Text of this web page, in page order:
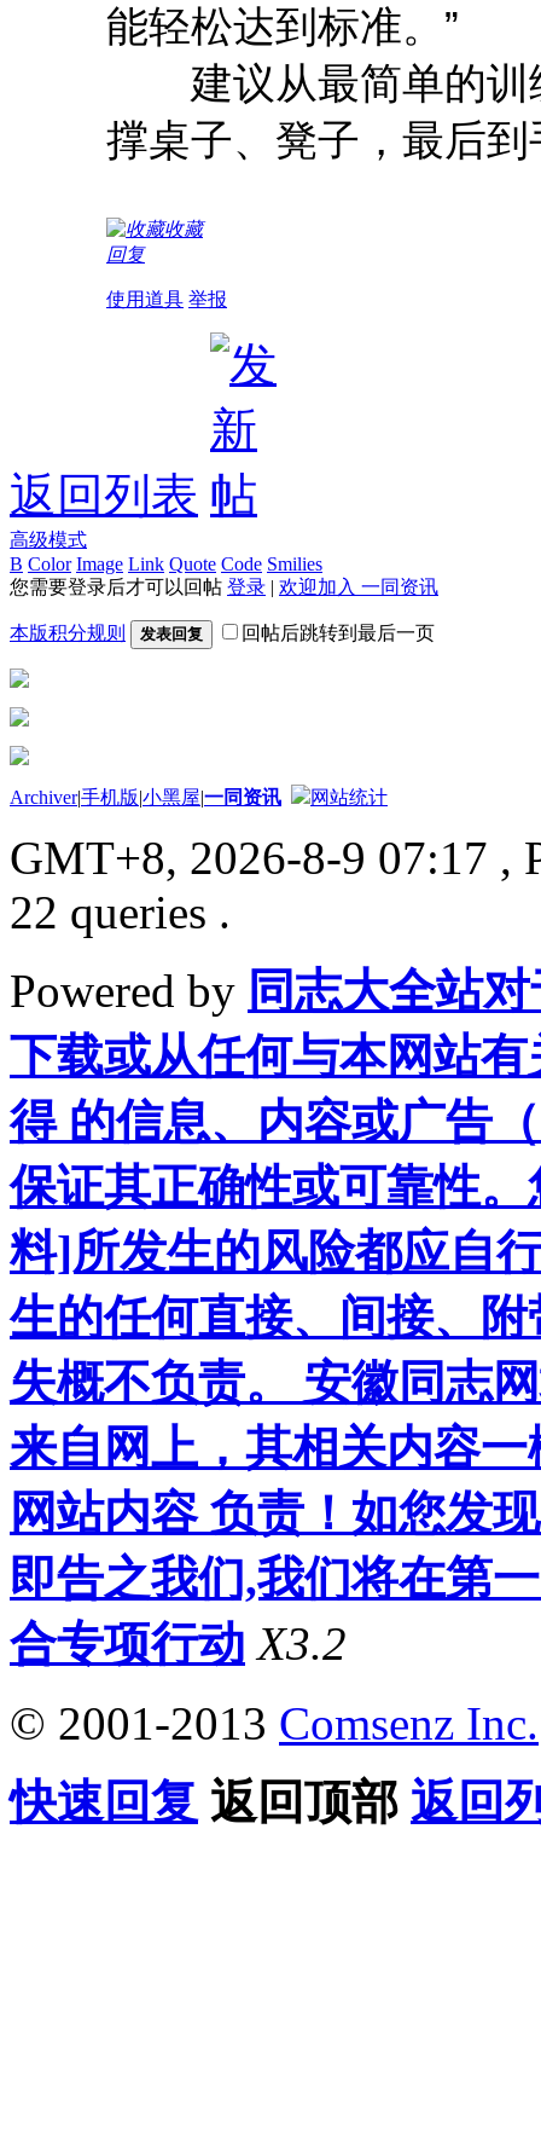
能轻松达到标准。”
建议从最简单的训
撑桌子、凳子，最后
收藏
回复
使用道具 举报
返回列表
高级模式
B Color Image Link Quote Code Smilies
您需要登录后才可以回帖 登录 | 欢迎加入 一同资讯
本版积分规则 发表回复 回帖后跳转到最后一页
Archiver|手机版|小黑屋|一同资讯 网站统计
GMT+8, 2026-8-9 07:17 ,
22 queries .
Powered by 同志大全站
下载或从任何与本网站
得 的信息、内容或广告
保证其正确性或可靠性
料]所发生的风险都应自
生的任何直接、间接、
失概不负责。 安徽同志
来自网上，其相关内容
网站内容 负责！如您发
即告之我们,我们将在第
合专项行动 X3.2
© 2001-2013 Comsenz Inc.
快速回复 返回顶部 返回